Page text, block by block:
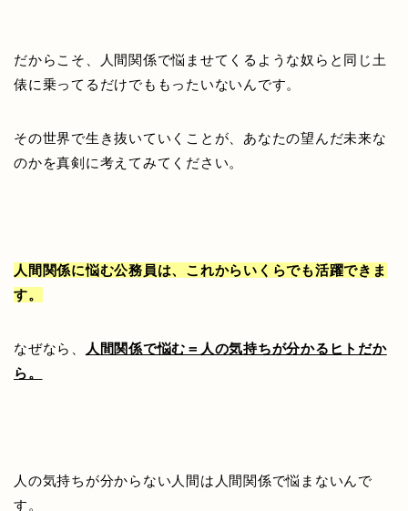
だからこそ、人間関係で悩ませてくるような奴らと同じ土
俵に乗ってるだけでももったいないんです。
その世界で生き抜いていくことが、あなたの望んだ未来な
のかを真剣に考えてみてください。
人間関係に悩む公務員は、これからいくらでも活躍できま
す。
なぜなら、
人間関係で悩む＝人の気持ちが分かるヒトだか
ら。
人の気持ちが分からない人間は人間関係で悩まないんで
す。